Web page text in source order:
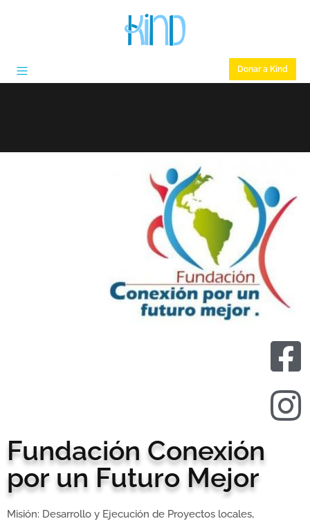
Donar a Kind
Fundación Conexión
por un Futuro Mejor
Misión: Desarrollo y Ejecución de Proyectos locales,